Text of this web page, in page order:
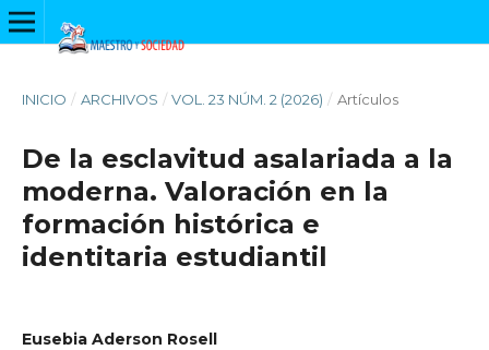
INICIO / ARCHIVOS / VOL. 23 NÚM. 2 (2026) / Artículos
De la esclavitud asalariada a la
moderna. Valoración en la
formación histórica e
identitaria estudiantil
Eusebia Aderson Rosell